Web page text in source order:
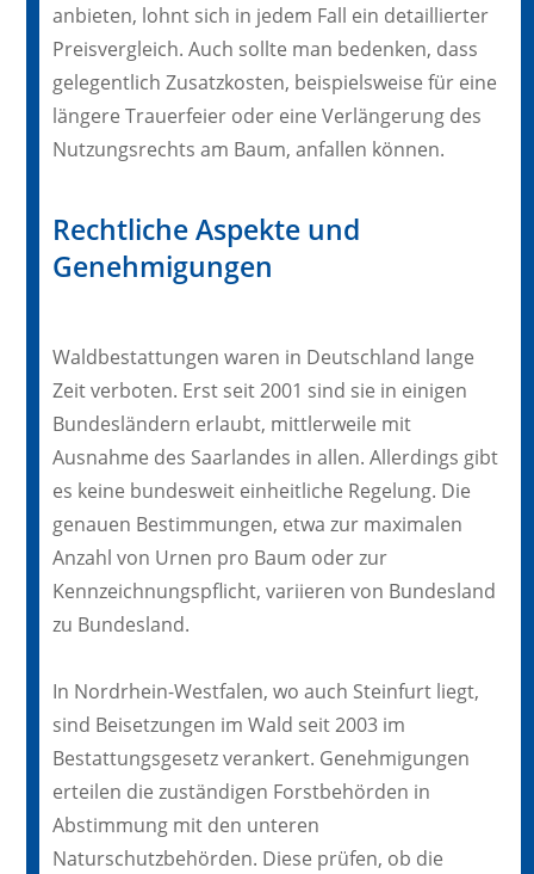
anbieten, lohnt sich in jedem Fall ein detaillierter
Preisvergleich. Auch sollte man bedenken, dass
gelegentlich Zusatzkosten, beispielsweise für eine
längere Trauerfeier oder eine Verlängerung des
Nutzungsrechts am Baum, anfallen können.
Rechtliche Aspekte und
Genehmigungen
Waldbestattungen waren in Deutschland lange
Zeit verboten. Erst seit 2001 sind sie in einigen
Bundesländern erlaubt, mittlerweile mit
Ausnahme des Saarlandes in allen. Allerdings gibt
es keine bundesweit einheitliche Regelung. Die
genauen Bestimmungen, etwa zur maximalen
Anzahl von Urnen pro Baum oder zur
Kennzeichnungspflicht, variieren von Bundesland
zu Bundesland.
In Nordrhein-Westfalen, wo auch Steinfurt liegt,
sind Beisetzungen im Wald seit 2003 im
Bestattungsgesetz verankert. Genehmigungen
erteilen die zuständigen Forstbehörden in
Abstimmung mit den unteren
Naturschutzbehörden. Diese prüfen, ob die